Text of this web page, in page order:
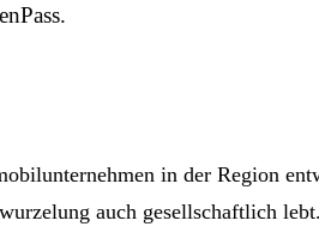
in der Region
auch gesellschaftlich lebt.